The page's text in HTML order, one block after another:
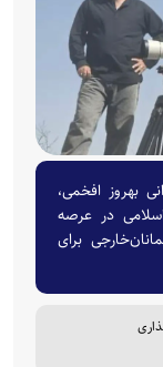
بهروز افخمی،
در عرصه
برای